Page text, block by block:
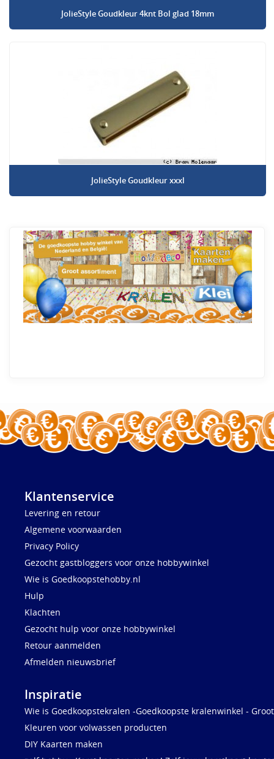
JolieStyle Goudkleur 4knt Bol glad 18mm
JolieStyle Goudkleur xxxl
Klantenservice
Levering en retour
Algemene voorwaarden
Privacy Policy
Gezocht gastbloggers voor onze hobbywinkel
Wie is Goedkoopstehobby.nl
Hulp
Klachten
Gezocht hulp voor onze hobbywinkel
Retour aanmelden
Afmelden nieuwsbrief
Inspiratie
Wie is Goedkoopstekralen -Goedkoopste kralenwinkel -
Kleuren voor volwassen producten
DIY Kaarten maken